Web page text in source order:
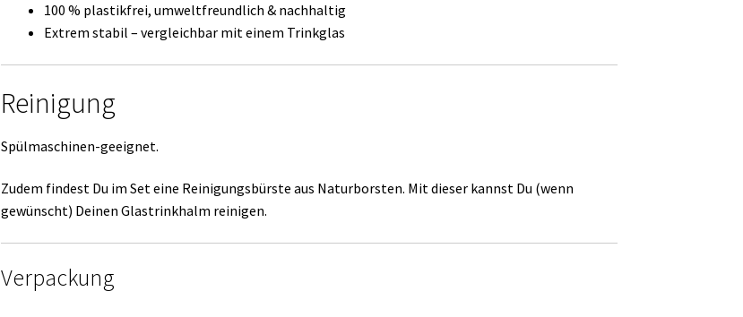
100 % plastikfrei, umweltfreundlich & nachhaltig
Extrem stabil – vergleichbar mit einem Trinkglas
Reinigung
Spülmaschinen-geeignet.
Zudem findest Du im Set eine Reinigungsbürste aus Naturborsten. Mit dieser kannst Du (wenn
gewünscht) Deinen Glastrinkhalm reinigen.
Verpackung